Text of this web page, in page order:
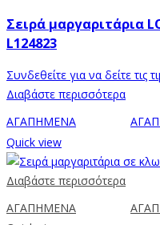
Σειρά μαργαριτάρια
L124823
Συνδεθείτε για να δείτε τις
Διαβάστε περισσότερα
ΑΓΑΠΗΜΕΝΑ
Quick view
Διαβάστε περισσότερα
ΑΓΑΠΗΜΕΝΑ